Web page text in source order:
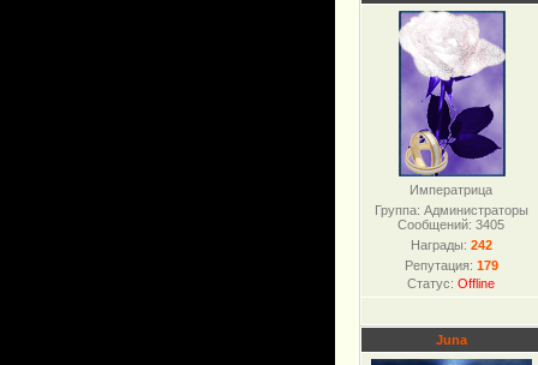
Императрица
Группа: Администраторы
Сообщений:3405
Награды: 242
Репутация: 179
Статус:Offline
Juna